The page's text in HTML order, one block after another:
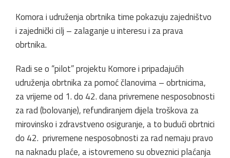
Komora i udruženja obrtnika time pokazuju zajedništvo
i zajednički cilj – zalaganje u interesu i za prava
obrtnika.
Radi se o “pilot” projektu Komore i pripadajućih
udruženja obrtnika za pomoć članovima – obrtnicima,
za vrijeme od 1. do 42. dana privremene nesposobnosti
za rad (bolovanje), refundiranjem dijela troškova za
mirovinsko i zdravstveno osiguranje, a to budući obrtnici
do 42. privremene nesposobnosti za rad nemaju pravo
na naknadu plaće, a istovremeno su obveznici plaćanja